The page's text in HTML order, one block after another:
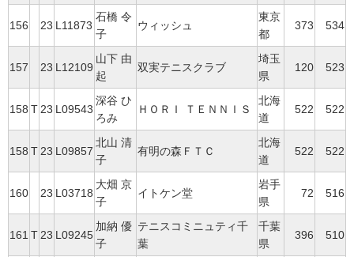
156 23 L11873
石橋 令
子
ウィッシュ
東京
都
373 534
157 23 L12109
山下 由
起
双実テニスクラブ
埼玉
県
120 523
158 T 23 L09543
深谷 ひ
ろみ
ＨＯＲＩ ＴＥＮＮＩＳ
北海
道
522 522
158 T 23 L09857
北山 清
子
有明の森ＦＴＣ
北海
道
522 522
160 23 L03718
大畑 京
子
イトケン堂
岩手
県
72 516
161 T 23 L09245
加納 優
子
テニスコミニュティ千
葉
千葉
県
396 510